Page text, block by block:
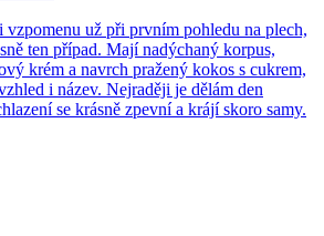
vzpomenu už při prvním pohledu na plech,
ten případ. Mají nadýchaný korpus,
krém a navrch pražený kokos s cukrem,
i název. Nejraději je dělám den
se krásně zpevní a krájí skoro samy.